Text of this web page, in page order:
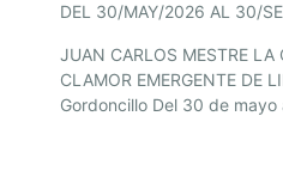
DEL 30/MAY/2026 AL 30/
JUAN CARLOS MESTRE LA
CLAMOR EMERGENTE DE
Gordoncillo Del 30 de mayo